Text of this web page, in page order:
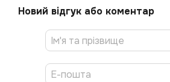
Новий відгук або коментар